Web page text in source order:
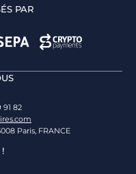
PAR
91 82
Paris, FRANCE